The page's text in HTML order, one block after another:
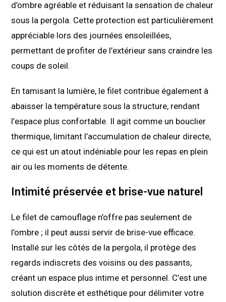
d’ombre agréable et réduisant la sensation de chaleur
sous la pergola. Cette protection est particulièrement
appréciable lors des journées ensoleillées,
permettant de profiter de l’extérieur sans craindre les
coups de soleil.
En tamisant la lumière, le filet contribue également à
abaisser la température sous la structure, rendant
l’espace plus confortable. Il agit comme un bouclier
thermique, limitant l’accumulation de chaleur directe,
ce qui est un atout indéniable pour les repas en plein
air ou les moments de détente.
Intimité préservée et brise-vue naturel
Le filet de camouflage n’offre pas seulement de
l’ombre ; il peut aussi servir de brise-vue efficace.
Installé sur les côtés de la pergola, il protège des
regards indiscrets des voisins ou des passants,
créant un espace plus intime et personnel. C’est une
solution discrète et esthétique pour délimiter votre